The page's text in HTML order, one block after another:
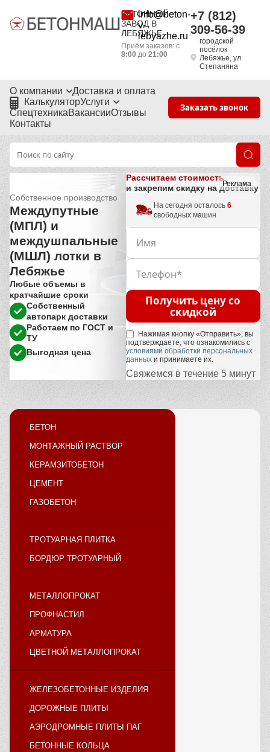
БЕТОННЫЙ
ЗАВОД В
ЛЕБЯЖЬЕ
info@beton-
v-
lebyazhe.ru
Приём заказов: с
8:00до 21:00
+7 (812)
309-56-39
городской
посёлок
Лебяжье, ул.
Степаняна
О компании
Доставка и оплата
КалькуляторУслуги
СпецтехникаВакансииОтзывы
Контакты
Заказать звонок
Реклама
Собственное производство
Междупутные
(МПЛ) и
междушпальные
(МШЛ) лотки в
Лебяжье
Любые объемы в
кратчайшие сроки
Собственный
автопарк доставки
Работаем по ГОСТ и
ТУ
Выгодная цена
Рассчитаем стоимость
и закрепим скидку на доставку
На сегодня осталось 6
свободных машин
Получить цену со
скидкой
Нажимая кнопку «Отправить», вы
подтверждаете, что ознакомились с
условиями обработки персональных
данныхи принимаете их.
Свяжемся в течение 5 минут
БЕТОН
МОНТАЖНЫЙ РАСТВОР
КЕРАМЗИТОБЕТОН
ЦЕМЕНТ
ГАЗОБЕТОН
ТРОТУАРНАЯ ПЛИТКА
БОРДЮР ТРОТУАРНЫЙ
МЕТАЛЛОПРОКАТ
ПРОФНАСТИЛ
АРМАТУРА
ЦВЕТНОЙ МЕТАЛЛОПРОКАТ
ЖЕЛЕЗОБЕТОННЫЕ ИЗДЕЛИЯ
ДОРОЖНЫЕ ПЛИТЫ
АЭРОДРОМНЫЕ ПЛИТЫ ПАГ
БЕТОННЫЕ КОЛЬЦА